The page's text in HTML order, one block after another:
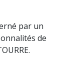
par un
de